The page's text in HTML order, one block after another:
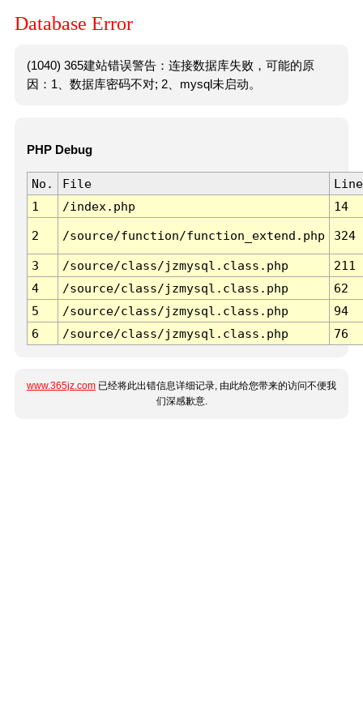
Database Error
(1040) 365建站错误警告：连接数据库失败，可能的原
因：1、数据库密码不对; 2、mysql未启动。
PHP Debug
No. File
Line
1
/index.php 14
2 /source/function/function_extend.php 324
3 /source/class/jzmysql.class.php
211
4
/source/class/jzmysql.class.php
62
5
/source/class/jzmysql.class.php
94
6
/source/class/jzmysql.class.php 76
www.365jz.com 已经将此出错信息详细记录, 由此给您带来的访问不便我
们深感歉意.